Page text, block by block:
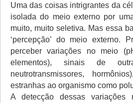
Uma das coisas intrigrantes da
isolada do meio externo por
muito, muito seletiva. Mas essa
‘percepção’ do meio externo.
perceber variações no meio
elementos), sinais de
neutrotransmissores,
estranhas ao organismo como
A detecção dessas